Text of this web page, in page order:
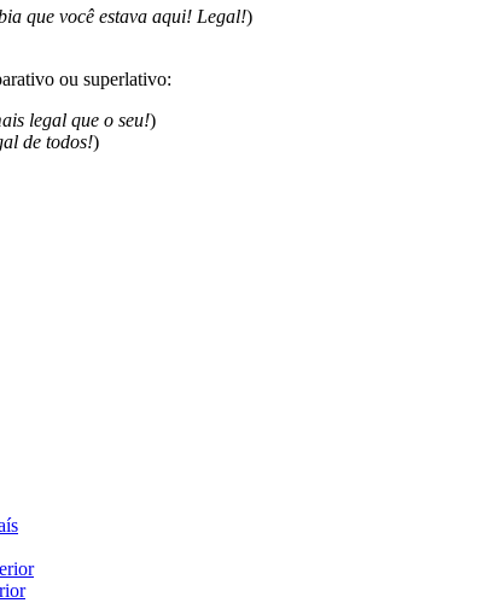
que você estava aqui! Legal!)
ou superlativo:
legal que o seu!)
de todos!)